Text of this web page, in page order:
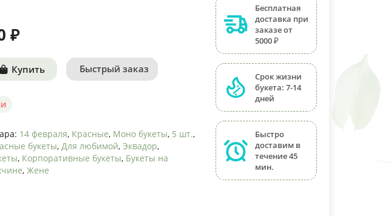
₽
Купить Быстрый заказ
14 февраля, Красные, Моно букеты, 5 шт.,
букеты, Для любимой, Эквадор,
, Корпоративные букеты, Букеты на
, Жене
Бесплатная
доставка при
заказе от
5000 ₽
Срок жизни
букета: 7-14
дней
Быстро
доставим в
течение 45
мин.